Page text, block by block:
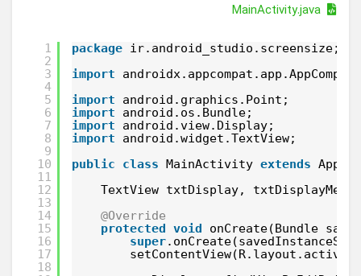
MainActivity.java
1
2
3
4
5
6
7
8
9
10
11
12
13
14
15
16
17
18
package ir.android_studio.screensize;
import
import
android.graphics.Point;
import
android.os.Bundle;
import
android.view.Display;
import
android.widget.TextView;
public
class MainActivity extends
TextView txtDisplay,
@Override
protected void
onCreate(Bundle
super